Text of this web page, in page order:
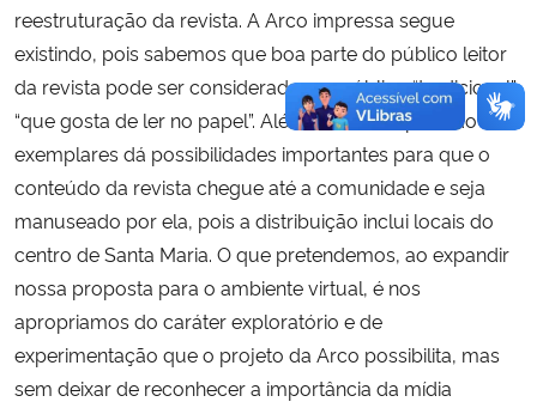
reestruturação da revista. A Arco impressa segue
existindo, pois sabemos que boa parte do público leitor
da revista pode ser considerado um público “tradicional”,
“que gosta de ler no papel”. Além disso, a impressão dos
exemplares dá possibilidades importantes para que o
conteúdo da revista chegue até a comunidade e seja
manuseado por ela, pois a distribuição inclui locais do
centro de Santa Maria. O que pretendemos, ao expandir
nossa proposta para o ambiente virtual, é nos
apropriamos do caráter exploratório e de
experimentação que o projeto da Arco possibilita, mas
sem deixar de reconhecer a importância da mídia